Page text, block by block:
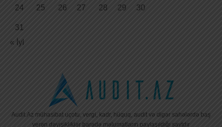
24 25 26 27 28 29 30
31
« İyl
Audit.Az mühasibat uçotu, vergi, kadr, hüquq, audit və digər sahələrdə baş
verən dəyişikliklər barədə məlumatların paylaşıldığı saytdır